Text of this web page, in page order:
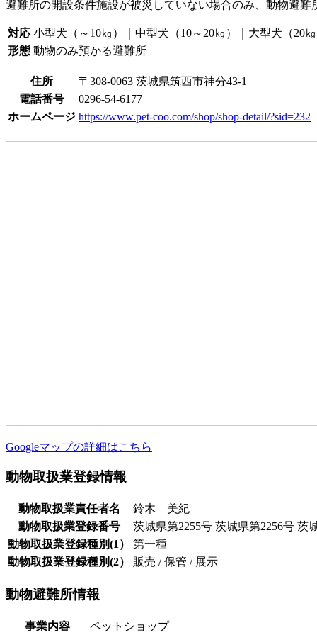
避難所の開設条件施設が被災していない場合のみ、動物避難
対応 小型犬（～10㎏）｜中型犬（10～20㎏）｜大型犬（20
形態 動物のみ預かる避難所
住所
〒308-0063 茨城県筑西市神分43-1
電話番号
0296-54-6177
ホームページ https://www.pet-coo.com/shop/shop-detail/?sid=232
Googleマップの詳細はこちら
動物取扱業登録情報
動物取扱業責任者名
鈴木 美紀
動物取扱業登録番号
茨城県第2255号 茨城県第2256号 茨
動物取扱業登録種別(1）
第一種
動物取扱業登録種別(2）
販売 / 保管 / 展示
動物避難所情報
事業内容
ペットショップ